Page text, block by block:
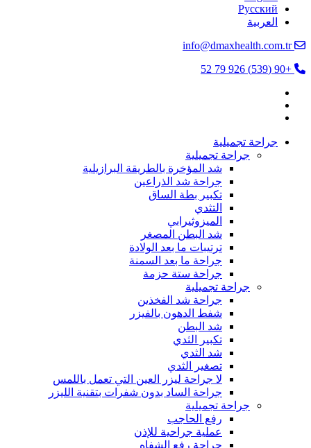
Русский
العربية
info@dmaxhealth.com.tr
+90 (539) 926 79 52
جراحة تجميلية
جراحة تجميلية
شد المؤخرة بالطريقة البرازيلية
جراحة شد الذراعين
تكبير بطة الساق
التثدي
الميزوثيرابي
شد البطن المصغر
ترتيبات ما بعد الولادة
جراحة ما بعد السمنة
جراحة ستة حزمة
جراحة تجميلية
جراحة شد الفخذين
شفط الدهون بالفيزر
شد البطن
تكبير الثدي
شد الثدي
تصغير الثدي
لا جراحة ليزر العين التي تعمل باللمس
جراحة الساد بدون شفرات بتقنية الليزر
جراحة تجميلية
رفع الحاجب
عملية جراحية للإذن
جراحة رفع الشفاه